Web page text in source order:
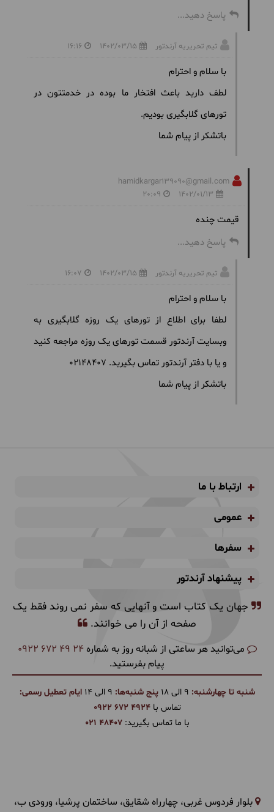
پاسخ دهید...
تیم تحریریه آرندتور 1402/03/15
16:16
با سلام و احترام
لطف دارید باعث افتخار ما بوده در خدمتتون در
تورهای گلابگیری بودیم.
باتشکر از پیام شما
hamidkargar139090@gmail.com
1402/01/13
20:09
قیمت چنده
پاسخ دهید...
تیم تحریریه آرندتور 1402/03/15
16:07
با سلام و احترام
لطفا برای اطلاع از تورهای یک روزه گلابگیری به
وبسایت آرندتور قسمت تورهای یک روزه مراجعه کنید
و یا با دفتر آرندتور تماس بگیرید. 02148407
باتشکر از پیام شما
ارتباط با ما
عمومی
سفرها
پیشنهاد آرندتور
جهان یک کتاب است و آنهایی که سفر نمی روند فقط یک
صفحه از آن را می خوانند.
می‌توانید هر ساعتی از شبانه روز به شماره 0922 672 49 24
پیام بفرستید.
شنبه تا چهارشنبه: پنج شنبه‌ها:
ایام تعطیل رسمی:
تماس با0922 672 4924
با ما تماس بگیرید:021 48407
بلوار فردوس غربی، چهارراه شقایق، ساختمان پرشیا، ورودی ب،